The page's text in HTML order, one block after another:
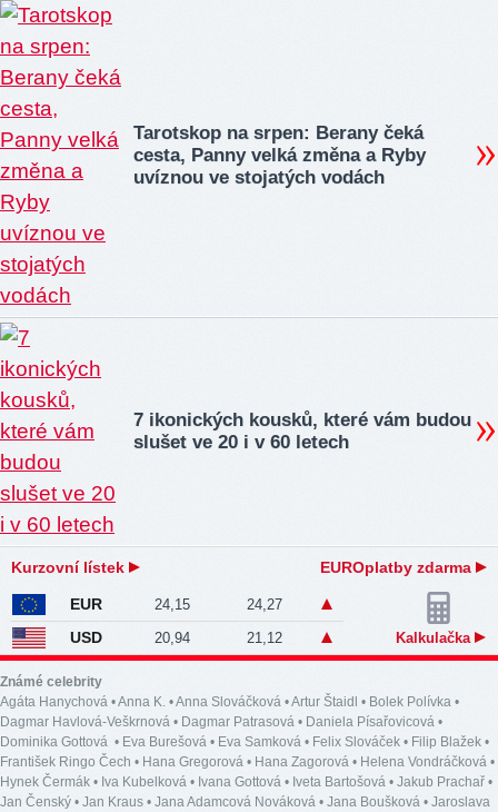
Tarotskop na srpen: Berany čeká
cesta, Panny velká změna a Ryby
uvíznou ve stojatých vodách
7 ikonických kousků, které vám budou
slušet ve 20 i v 60 letech
Kurzovní lístek EUROplatby zdarma
EUR 24,15 24,27
USD 20,94 21,12 Kalkulačka
Známé celebrity
Agáta Hanychová •Anna K. •Anna Slováčková •Artur Štaidl • Bolek Polívka •
Dagmar Havlová-Veškrnová • Dagmar Patrasová • Daniela Písařovicová •
Dominika Gottová • Eva Burešová • Eva Samková • Felix Slováček • Filip Blažek •
František Ringo Čech • Hana Gregorová • Hana Zagorová • Helena Vondráčková •
Hynek Čermák • Iva Kubelková • Ivana Gottová • Iveta Bartošová • Jakub Prachař •
Jan Čenský • Jan Kraus • Jana Adamcová Nováková • Jana Boušková • Jaroslava